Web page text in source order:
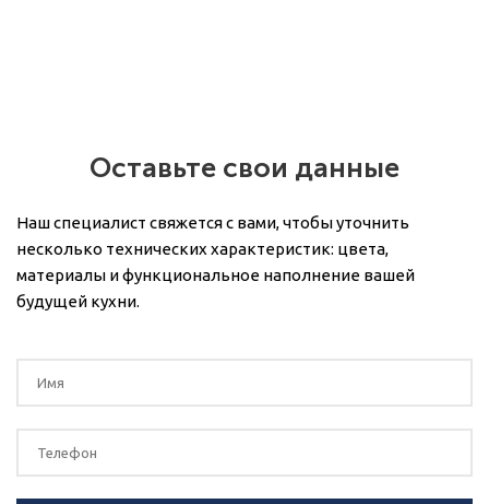
Оставьте свои данные
Наш специалист свяжется с вами, чтобы уточнить
несколько технических характеристик: цвета,
материалы и функциональное наполнение вашей
будущей кухни.